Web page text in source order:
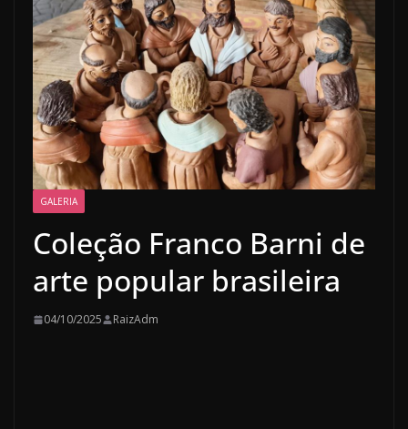
GALERIA
Coleção Franco Barni de
arte popular brasileira
04/10/2025 RaizAdm